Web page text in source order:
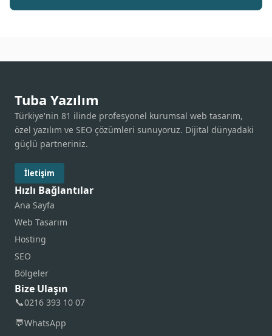
Tuba Yazılım
Türkiye'nin 81 ilinde profesyonel kurumsal web tasarım,
özel yazılım ve SEO çözümleri sunuyoruz. Dijital dünyadaki
güçlü partneriniz.
İletişim
Hızlı Bağlantılar
Ana Sayfa
Web Tasarım
Hosting
SEO
Bölgeler
Bize Ulaşın
📞0216 393 10 07
💬WhatsApp